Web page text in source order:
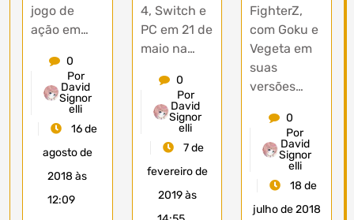
jogo de
ação em…
0
Por
David
Signor
elli
16 de
agosto de
2018 às
12:09
4, Switch e
PC em 21 de
maio na…
0
Por
David
Signor
elli
7 de
fevereiro de
2019 às
FighterZ,
com Goku e
Vegeta em
suas
versões…
0
Por
David
Signor
elli
18 de
julho de 2018